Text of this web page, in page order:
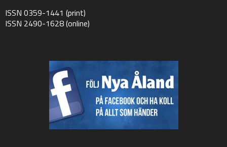
ISSN 0359-1441 (print)
ISSN 2490-1628 (online)